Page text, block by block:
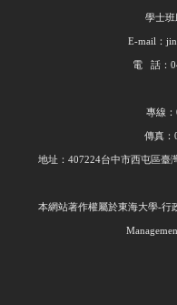
學士班
E-mail：
電 話：04-
專線
傳真：
地址：407224台中市西屯區臺
本網站著作權屬於東海大學-行